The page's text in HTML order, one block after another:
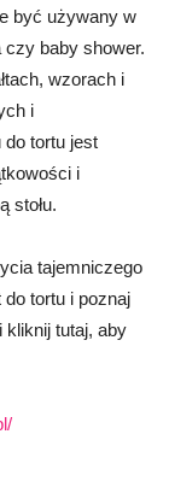
być używany w
baby shower.
wzorach i
i
do tortu jest
i
stołu.
tajemniczego
tortu i poznaj
kliknij tutaj, aby